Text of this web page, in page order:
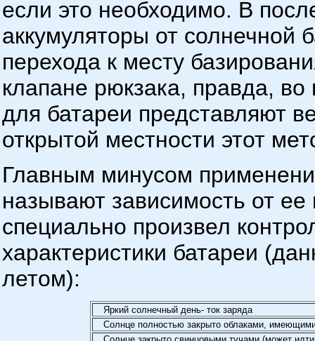
если это необходимо. В
аккумуляторы от солнечной
перехода к месту
клапане рюкзака, правда,
для батареи представляют
открытой местности этот
Главным минусом
называют зависимость от
специально произвел
характеристики батареи
летом):
Яркий солнечный день- ток заряда
Солнце полностью закрыто облаками,